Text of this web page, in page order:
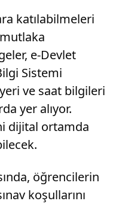
katılabilmeleri
e-Devlet
Sistemi
ve saat bilgileri
yer alıyor.
dijital ortamda
öğrencilerin
koşullarını